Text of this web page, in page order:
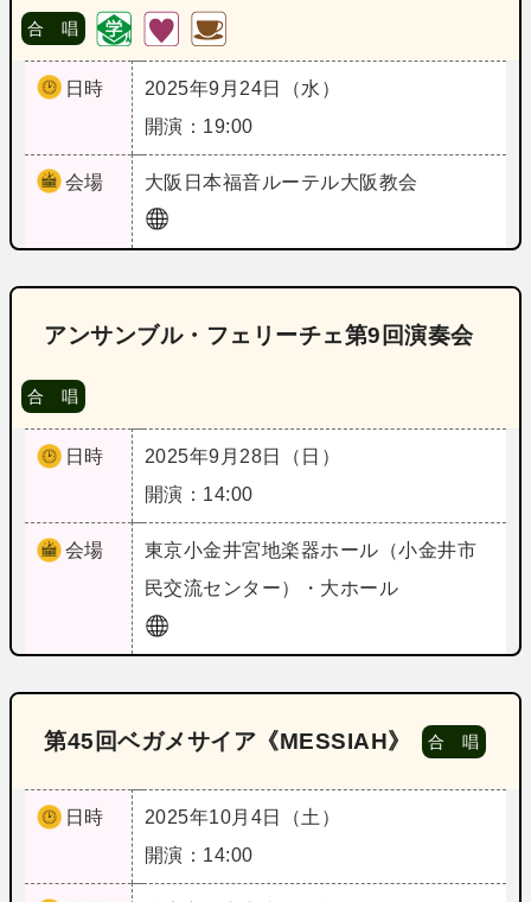
合 唱
日時
2025年9月24日（水）
開演：19:00
会場 大阪 日本福音ルーテル大阪教会
アンサンブル・フェリーチェ第9回演奏会
合 唱
日時
2025年9月28日（日）
開演：14:00
会場 東京小金井宮地楽器ホール（小金井市
民交流センター）・大ホール
第45回ベガメサイア《MESSIAH》 合 唱
日時
2025年10月4日（土）
開演：14:00